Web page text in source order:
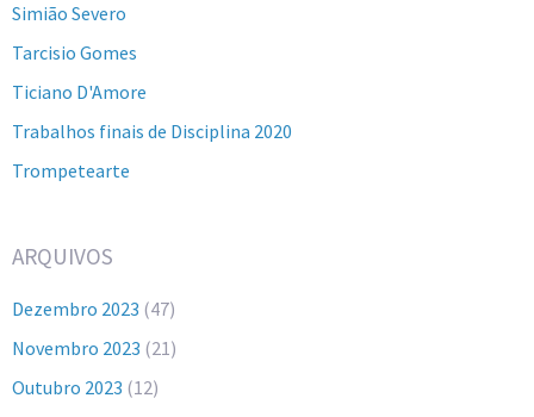
Simião Severo
Tarcisio Gomes
Ticiano D'Amore
Trabalhos finais de Disciplina 2020
Trompetearte
ARQUIVOS
Dezembro 2023 (47)
Novembro 2023 (21)
Outubro 2023 (12)